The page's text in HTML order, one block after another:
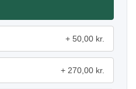
50,00 kr.
270,00 kr.